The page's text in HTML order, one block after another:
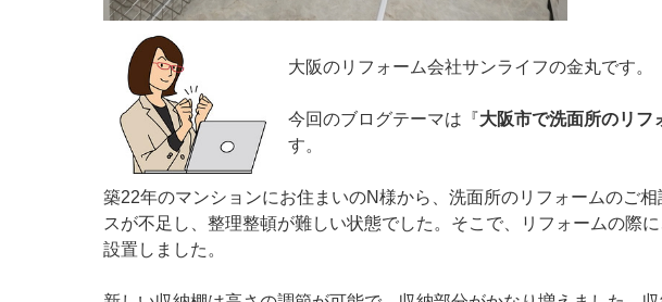
大阪のリフォーム会社サンライフの金丸です。
今回のブログテーマは『大阪市で洗面所のリフ
す。
築22年のマンションにお住まいのN様から、洗面所のリフォームのご
スが不足し、整理整頓が難しい状態でした。そこで、リフォームの際
設置しました。